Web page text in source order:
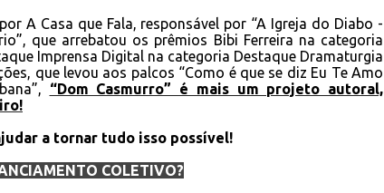
A Casa que Fala, responsável por “A Igreja do Diabo -
que arrebatou os prêmios Bibi Ferreira na categoria
Imprensa Digital na categoria Destaque Dramaturgia
que levou aos palcos “Como é que se diz Eu Te Amo
“Dom Casmurro” é mais um projeto autoral,
a tornar tudo isso possível!
COLETIVO?